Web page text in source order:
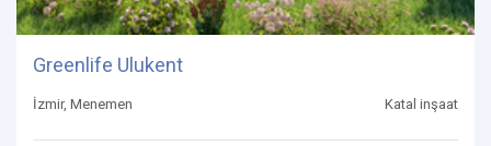
Greenlife Ulukent
İzmir, Menemen Katal inşaat